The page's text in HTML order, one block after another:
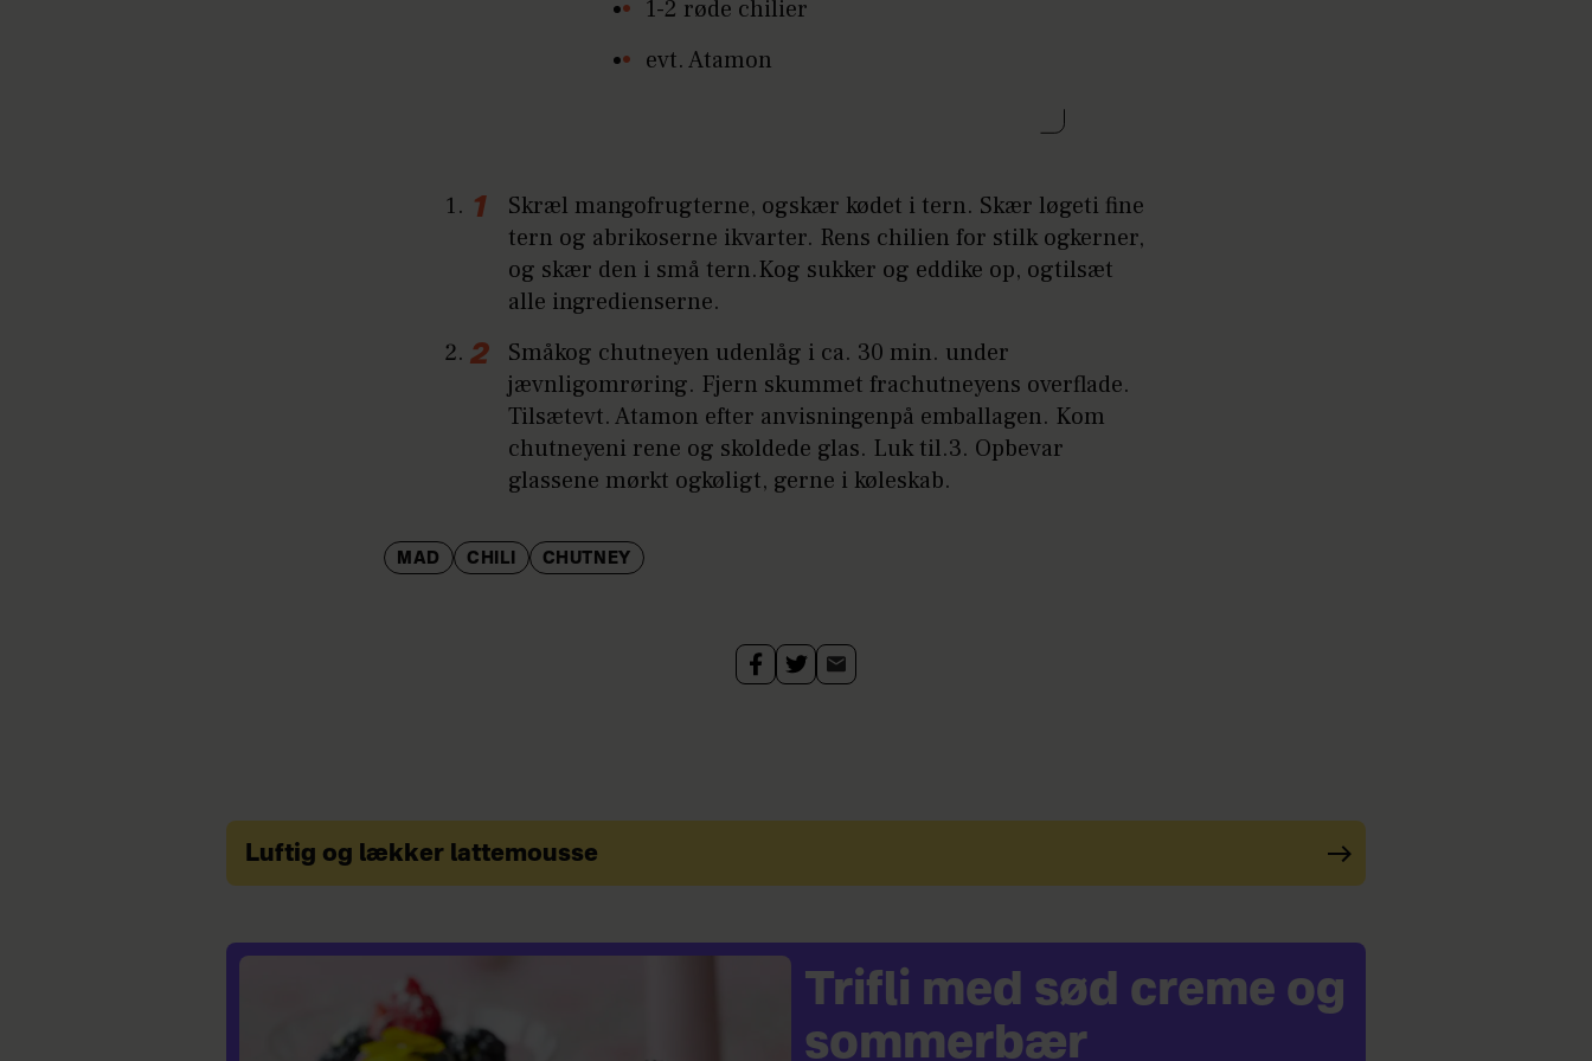
1-2 røde chilier
evt. Atamon
Skræl mangofrugterne, ogskær kødet i tern. Skær løgeti fine
tern og abrikoserne ikvarter. Rens chilien for stilk ogkerner,
og skær den i små tern.Kog sukker og eddike op, ogtilsæt
alle ingredienserne.
Småkog chutneyen udenlåg i ca. 30 min. under
jævnligomrøring. Fjern skummet frachutneyens overflade.
Tilsætevt. Atamon efter anvisningenpå emballagen. Kom
chutneyeni rene og skoldede glas. Luk til.3. Opbevar
glassene mørkt ogkøligt, gerne i køleskab.
MAD CHILI CHUTNEY
Luftig og lækker lattemousse
Trifli med sød creme og
sommerbær